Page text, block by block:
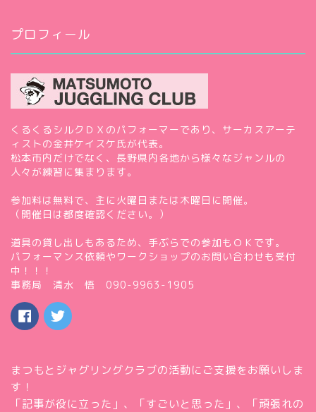
プロフィール
くるくるシルクＤＸのパフォーマーであり、サーカスアーテ
ィストの金井ケイスケ氏が代表。
松本市内だけでなく、長野県内各地から様々なジャンルの
人々が練習に集まります。
参加料は無料で、主に火曜日または木曜日に開催。
（開催日は都度確認ください。）
道具の貸し出しもあるため、手ぶらでの参加もＯＫです。
パフォーマンス依頼やワークショップのお問い合わせも受付
中！！！
事務局 清水 悟 090-9963-1905
まつもとジャグリングクラブの活動にご支援をお願いしま
す！
「記事が役に立った」、「すごいと思った」、「頑張れの